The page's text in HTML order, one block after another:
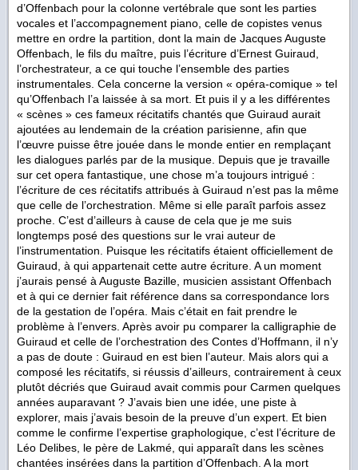
d’Offenbach pour la colonne vertébrale que sont les parties
vocales et l’accompagnement piano, celle de copistes venus
mettre en ordre la partition, dont la main de Jacques Auguste
Offenbach, le fils du maître, puis l’écriture d’Ernest Guiraud,
l’orchestrateur, a ce qui touche l’ensemble des parties
instrumentales. Cela concerne la version « opéra-comique » tel
qu’Offenbach l’a laissée à sa mort. Et puis il y a les différentes
« scènes » ces fameux récitatifs chantés que Guiraud aurait
ajoutées au lendemain de la création parisienne, afin que
l’œuvre puisse être jouée dans le monde entier en remplaçant
les dialogues parlés par de la musique. Depuis que je travaille
sur cet opera fantastique, une chose m’a toujours intrigué :
l’écriture de ces récitatifs attribués à Guiraud n’est pas la même
que celle de l’orchestration. Même si elle paraît parfois assez
proche. C’est d’ailleurs à cause de cela que je me suis
longtemps posé des questions sur le vrai auteur de
l’instrumentation. Puisque les récitatifs étaient officiellement de
Guiraud, à qui appartenait cette autre écriture. A un moment
j’aurais pensé à Auguste Bazille, musicien assistant Offenbach
et à qui ce dernier fait référence dans sa correspondance lors
de la gestation de l’opéra. Mais c’était en fait prendre le
problème à l’envers. Après avoir pu comparer la calligraphie de
Guiraud et celle de l’orchestration des Contes d’Hoffmann, il n’y
a pas de doute : Guiraud en est bien l’auteur. Mais alors qui a
composé les récitatifs, si réussis d’ailleurs, contrairement à ceux
plutôt décriés que Guiraud avait commis pour Carmen quelques
années auparavant ? J’avais bien une idée, une piste à
explorer, mais j’avais besoin de la preuve d’un expert. Et bien
comme le confirme l’expertise graphologique, c’est l’écriture de
Léo Delibes, le père de Lakmé, qui apparaît dans les scènes
chantées insérées dans la partition d’Offenbach. A la mort